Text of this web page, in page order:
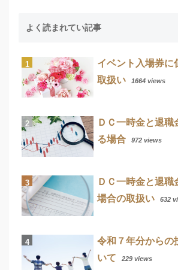
よく読まれてい記事
イベント入場券に
取扱い
1664 views
ＤＣ一時金と退職
る場合
972 views
ＤＣ一時金と退職
場合の取扱い
632
令和７年分からの
いて
229 views